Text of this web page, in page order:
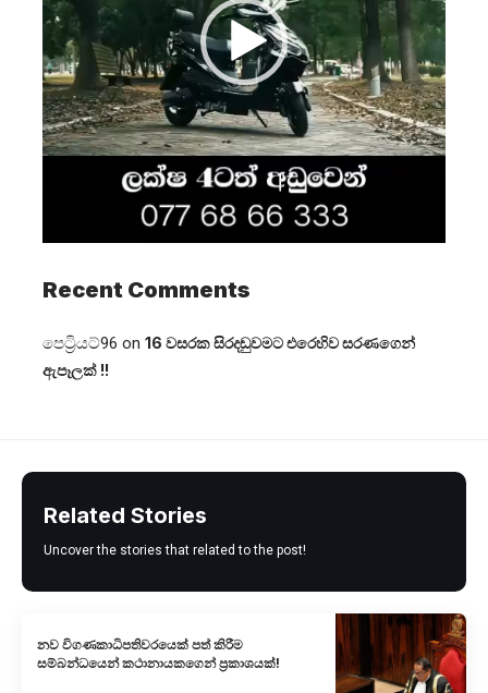
Recent Comments
පෙට්‍රියට්96 on 16 වසරක සිරදඬුවමට එරෙහිව සරණගෙන්
ඇපෑලක් !!
Related Stories
Uncover the stories that related to the post!
නව විගණකාධිපතිවරයෙක් පත් කිරීම
සම්බන්ධයෙන් කථානායකගෙන් ප්‍රකාශයක්!